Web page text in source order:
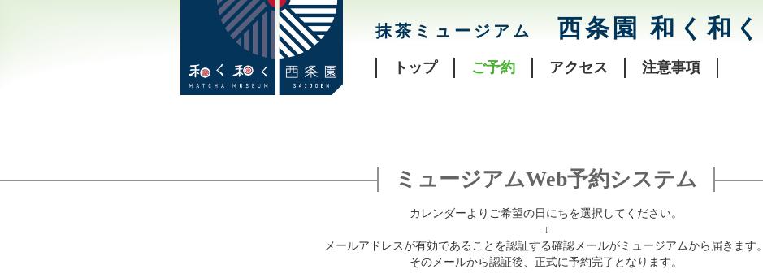
抹茶ミュージアム 西条園 和く和く
トップ ご予約 アクセス 注意事項
ミュージアムWeb予約システム
カレンダーよりご希望の日にちを選択してください。
↓
メールアドレスが有効であることを認証する確認メールがミュージアムから届きます。
そのメールから認証後、正式に予約完了となります。